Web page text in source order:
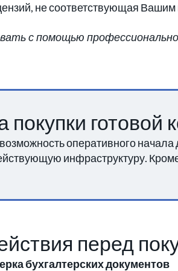
не соответствующая Вашим
с помощью
готовой
оперативного
инфраструктуру.
перед
бухгалтерских документов